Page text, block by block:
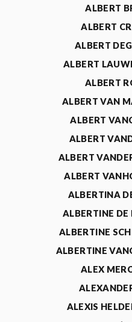
ALBERT
ALBERT
ALBERT
ALBERT
ALBERT
ALBERT VAN
ALBERT
ALBERT
ALBERT
ALBERT
ALBERTINA
ALBERTINE DE
ALBERTINE
ALBERTINE
ALEX
ALEXIS